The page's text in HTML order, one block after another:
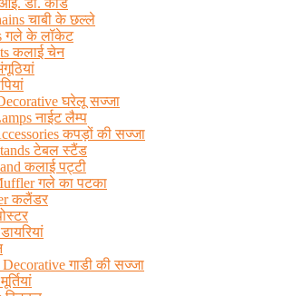
डी. कार्ड
चाबी के छल्ले
गले के लॉकेट
कलाई चेन
घरेलू सज्जा
नाईट लैम्प
कपड़ों की सज्जा
टेबल स्टैंड
कलाई पट्टी
गले का पटका
कलैंडर
गाडी की सज्जा